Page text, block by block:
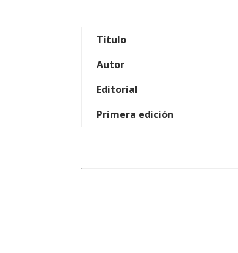
Título
Autor
Editorial
Primera edición